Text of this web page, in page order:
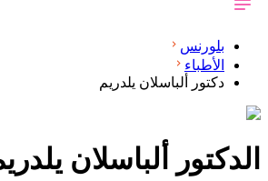
بلورنس
الأطباء
دكتور ألباسلان يلدريم
الدکتور ألباسلان